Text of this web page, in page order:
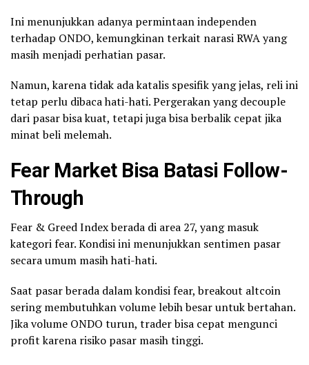
Ini menunjukkan adanya permintaan independen
terhadap ONDO, kemungkinan terkait narasi RWA yang
masih menjadi perhatian pasar.
Namun, karena tidak ada katalis spesifik yang jelas, reli ini
tetap perlu dibaca hati-hati. Pergerakan yang decouple
dari pasar bisa kuat, tetapi juga bisa berbalik cepat jika
minat beli melemah.
Fear Market Bisa Batasi Follow-
Through
Fear & Greed Index berada di area 27, yang masuk
kategori fear. Kondisi ini menunjukkan sentimen pasar
secara umum masih hati-hati.
Saat pasar berada dalam kondisi fear, breakout altcoin
sering membutuhkan volume lebih besar untuk bertahan.
Jika volume ONDO turun, trader bisa cepat mengunci
profit karena risiko pasar masih tinggi.